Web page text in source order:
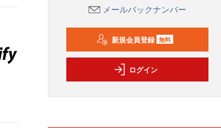
メールバックナンバー
新規会員登録 無料
ログイン